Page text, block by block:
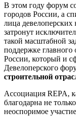
В этом году форум
городов России, а
лица девелоперских
затронут
такой масштабной
поддержке главного
России, который и
Девелоперского
строительной
Ассоциация REPA,
благодарна не
неоспоримое